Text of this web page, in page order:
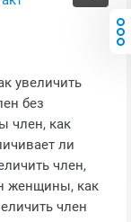
увеличить
без
член, как
ли
член,
женщины, как
член